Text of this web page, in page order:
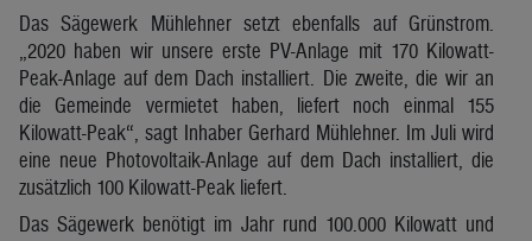
Das Sägewerk Mühlehner setzt ebenfalls auf Grünstrom.
„2020 haben wir unsere erste PV-Anlage mit 170 Kilowatt-
Peak-Anlage auf dem Dach installiert. Die zweite, die wir an
die Gemeinde vermietet haben, liefert noch einmal 155
Kilowatt-Peak“, sagt Inhaber Gerhard Mühlehner. Im Juli wird
eine neue Photovoltaik-Anlage auf dem Dach installiert, die
zusätzlich 100 Kilowatt-Peak liefert.
Das Sägewerk benötigt im Jahr rund 100.000 Kilowatt und